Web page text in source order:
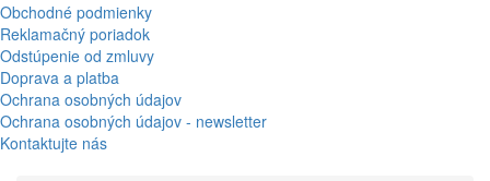
Obchodné podmienky
Reklamačný poriadok
Odstúpenie od zmluvy
Doprava a platba
Ochrana osobných údajov
Ochrana osobných údajov - newsletter
Kontaktujte nás